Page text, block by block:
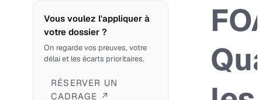
Vous voulez l'appliquer à
votre dossier ?
On regarde vos preuves, votre
délai et les écarts prioritaires.
RÉSERVER UN
CADRAGE ↗